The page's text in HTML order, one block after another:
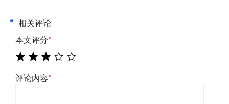
相关评论
本文评分*
评论内容*